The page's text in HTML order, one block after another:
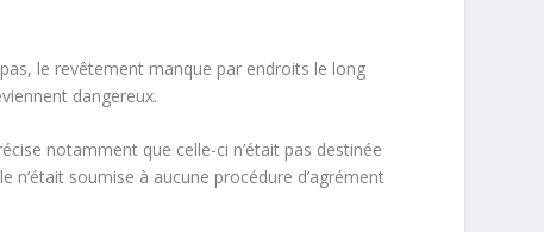
le revêtement manque par endroits le long
dangereux.
notamment que celle-ci n’était pas destinée
soumise à aucune procédure d’agrément